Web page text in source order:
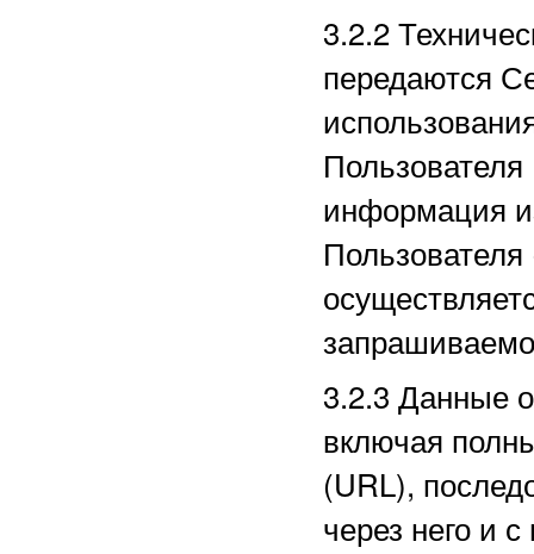
3.2.2
передаются
информация
3.2.3 Данные
включая
(URL),
через него и